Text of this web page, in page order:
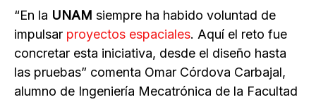
“En la UNAM siempre ha habido voluntad de
impulsar proyectos espaciales. Aquí el reto fue
concretar esta iniciativa, desde el diseño hasta
las pruebas” comenta Omar Córdova Carbajal,
alumno de Ingeniería Mecatrónica de la Facultad